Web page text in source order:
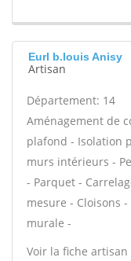
Eurl b.louis Anisy
Artisan
Département: 14
Aménagement de
plafond - Isolation
murs intérieurs -
- Parquet -
mesure - Cloisons
murale -
Voir la fiche artisan